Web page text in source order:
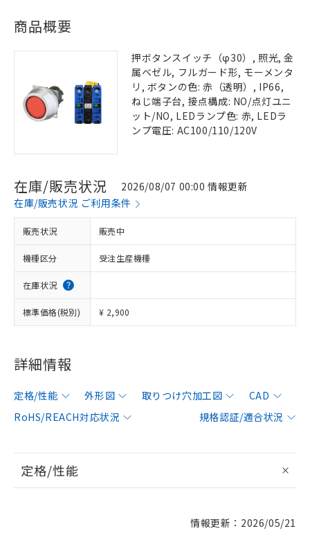
商品概要
押ボタンスイッチ（φ30）, 照光, 金
属ベゼル, フルガード形, モーメンタ
リ, ボタンの色: 赤（透明）, IP66,
ねじ端子台, 接点構成: NO/点灯ユニ
ット/NO, LEDランプ色: 赤, LEDラ
ンプ電圧: AC100/110/120V
在庫/販売状況
2026/08/07 00:00 情報更新
在庫/販売状況 ご利用条件
販売状況 販売中
機種区分 受注生産機種
在庫状況
標準価格(税別) ¥ 2,900
詳細情報
定格/性能 外形図 取りつけ穴加工図
CAD
RoHS/REACH対応状況
規格認証/適合状況
定格/性能
情報更新：2026/05/21